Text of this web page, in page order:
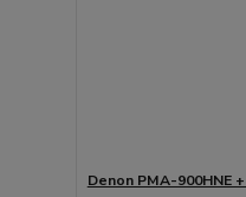
Denon PMA-900HNE